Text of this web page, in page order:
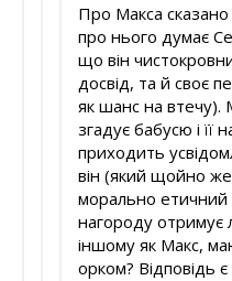
Про Макса сказано
про нього думає
що він
досвід, та й своє
як шанс на втечу).
згадує бабусю і її
приходить
він (який щойно
морально етичний
нагороду отримує
іншому як Макс,
орком? Відповідь є